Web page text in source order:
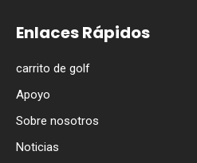
Enlaces Rápidos
carrito de golf
Apoyo
Sobre nosotros
Noticias